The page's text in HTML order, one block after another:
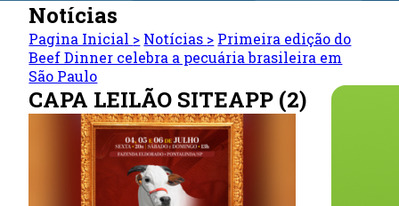
Notícias
Pagina Inicial > Notícias > Primeira edição do
Beef Dinner celebra a pecuária brasileira em
São Paulo
CAPA LEILÃO SITEAPP (2)